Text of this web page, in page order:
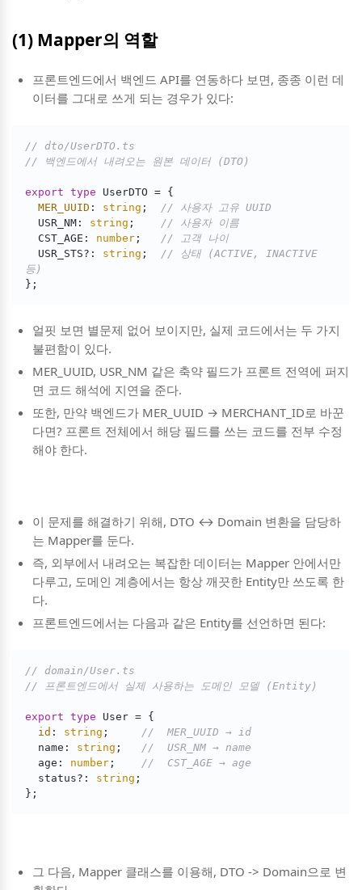
(1) Mapper의 역할
프론트엔드에서 백엔드 API를 연동하다 보면, 종종 이런 데
이터를 그대로 쓰게 되는 경우가 있다:
// dto/UserDTO.ts
// 백엔드에서 내려오는 원본 데이터 (DTO)
export type UserDTO = {
MER_UUID : string ; // 사용자 고유 UUID
  USR_NM:
string ; // 사용자 이름
  CST_AGE:
number ; // 고객 나이
  USR_STS?:
string ; // 상태 (ACTIVE, INACTIVE
등)
};
얼핏 보면 별문제 없어 보이지만, 실제 코드에서는 두 가지
불편함이 있다.
MER_UUID, USR_NM 같은 축약 필드가 프론트 전역에 퍼지
면 코드 해석에 지연을 준다.
또한, 만약 백엔드가 MER_UUID → MERCHANT_ID로 바꾼
다면? 프론트 전체에서 해당 필드를 쓰는 코드를 전부 수정
해야 한다.
이 문제를 해결하기 위해, DTO ↔ Domain 변환을 담당하
는 Mapper를 둔다.
즉, 외부에서 내려오는 복잡한 데이터는 Mapper 안에서만
다루고, 도메인 계층에서는 항상 깨끗한 Entity만 쓰도록 한
다.
프론트엔드에서는 다음과 같은 Entity를 선언하면 된다:
// domain/User.ts
// 프론트엔드에서 실제 사용하는 도메인 모델 (Entity)
export type User = {
id : string ; //  MER_UUID → id
  name:
string ; //  USR_NM → name
  age:
number ; //  CST_AGE → age
  status?:
string ;
};
그 다음, Mapper 클래스를 이용해, DTO -> Domain으로 변